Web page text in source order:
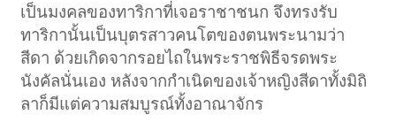
เป็นมงคลของทาริกาที่เจอราชาชนก จึงทรงรับ
ทาริกานั้นเป็นบุตรสาวคนโตของตนพระนามว่า
สีดา ด้วยเกิดจากรอยไถในพระราชพิธีจรดพระ
นังคัลนั่นเอง หลังจากกำเนิดของเจ้าหญิงสีดาทั้งมิถิ
ลาก็มีแต่ความสมบูรณ์ทั้งอาณาจักร